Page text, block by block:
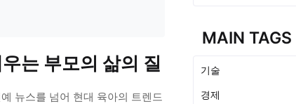
는 부모의 삶의 질
뉴스를 넘어 현대 육아의 트렌드
MAIN TAGS
기술
경제